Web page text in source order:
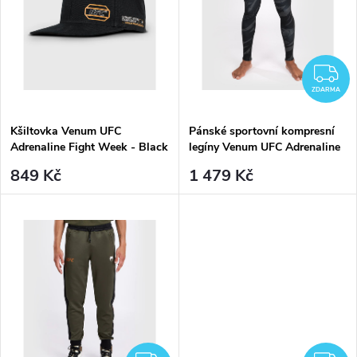
ů
Kšiltovka Venum UFC
Adrenaline Fight Week - Black
849 Kč
ZDARMA
Pánské sportovní kompresní
legíny Venum UFC Adrenaline
Urban Camo
1 479 Kč